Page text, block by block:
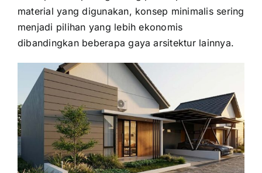
material yang digunakan, konsep minimalis sering
menjadi pilihan yang lebih ekonomis
dibandingkan beberapa gaya arsitektur lainnya.